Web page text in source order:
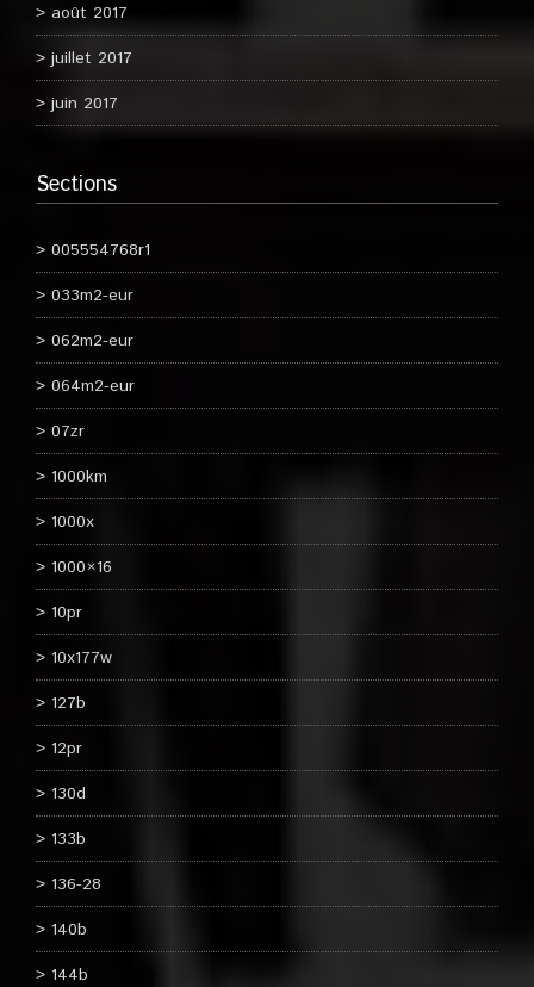
août 2017
juillet 2017
juin 2017
Sections
005554768r1
033m2-eur
062m2-eur
064m2-eur
07zr
1000km
1000x
1000×16
10pr
10x177w
127b
12pr
130d
133b
136-28
140b
144b